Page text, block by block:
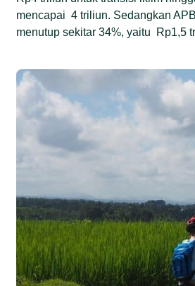
mencapai 4 triliun. Sedangkan
menutup sekitar 34%, yaitu Rp1,5